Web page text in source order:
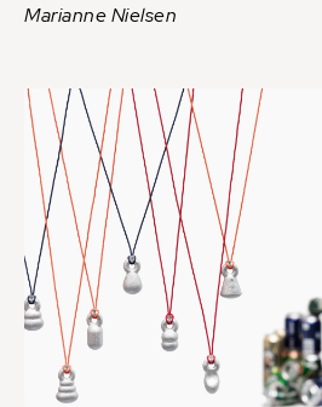
Marianne Nielsen